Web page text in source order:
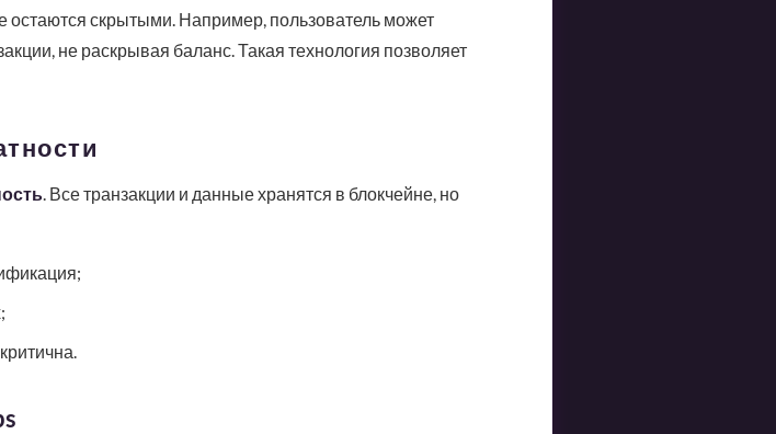
скрытыми. Например, пользователь может
не раскрывая баланс. Такая технология позволяет
. Все транзакции и данные хранятся в блокчейне, но